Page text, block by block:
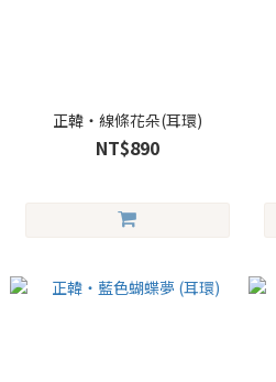
正韓・線條花朵(耳環)
NT$890